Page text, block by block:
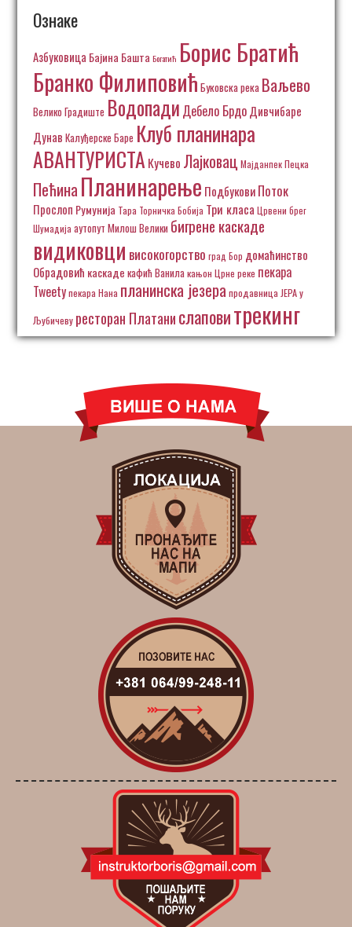
Ознаке
Азбуковица Бајина Башта Богатић Борис Братић
Бранко Филиповић Буковска река Ваљево
Велико Градиште Водопади Дебело БрдоДивчибаре
Дунав Калуђерске Баре Клуб планинара
АВАНТУРИСТА Кучево Лајковац Мајданпек Пецка
Пећина Планинарење ПодбуковиПоток
Прослоп Румунија Тара Торничка Бобија Три класа Црвени брег
Шумадија аутопут Милош Велики бигрене каскаде
видиковци високогорство град Бор домаћинство
Обрадовић каскаде кафић Ванила кањон Црне реке пекара
Tweetyпекара Нана планинска језера продавница ЈЕРА у
Љубичеву ресторан Платанислаповитрекинг